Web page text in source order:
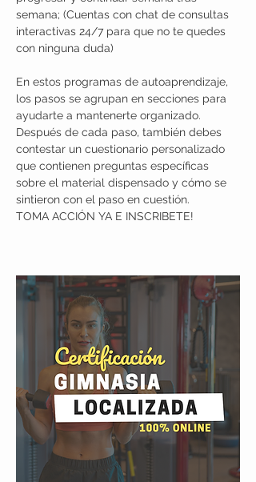
semana; (Cuentas con chat de consultas
interactivas 24/7 para que no te quedes
con ninguna duda)
En estos programas de autoaprendizaje,
los pasos se agrupan en secciones para
ayudarte a mantenerte organizado.
Después de cada paso, también debes
contestar un cuestionario personalizado
que contienen preguntas específicas
sobre el material dispensado y cómo se
sintieron con el paso en cuestión.
TOMA ACCIÓN YA E INSCRIBETE!